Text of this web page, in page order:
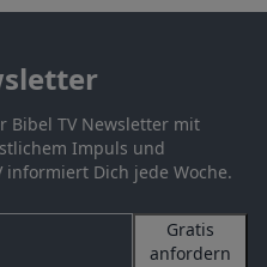
Bibel TV Newsletter mit
Impuls und
Dich jede Woche.
Gratis
anfordern